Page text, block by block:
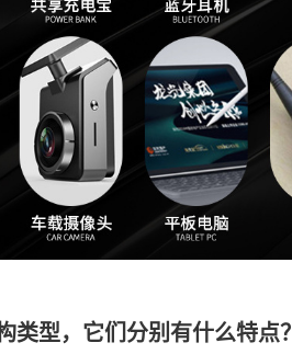
磁吸连接器
弹簧连接器
其他连接器
其他
类型，它们分别有什么特点？